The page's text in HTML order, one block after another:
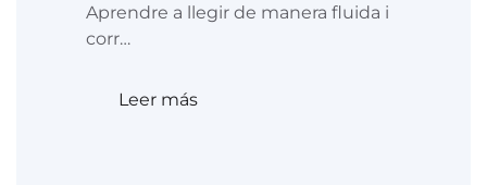
Aprendre a llegir de manera fluida i
corr…
Leer más